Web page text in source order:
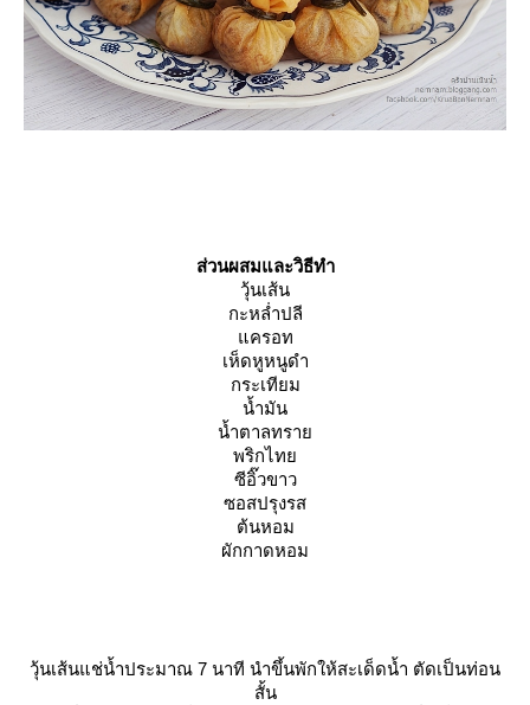
ส่วนผสมและวิธีทำ
วุ้นเส้น
กะหล่ำปลี
ครอท
เห็ดหูหนูดำ
กระเทียม
น้ำมัน
น้ำตาลทรา
พริกไท
ซีอิ๊วขาว
ซอสปรุงรส
ต้นหอม
ผักกาดหอม
วุ้นเส้นแช่น้ำประมาณ 7 นาที นำขึ้นพักให้สะเด็ดน้ำ ตัดเป็นท่อน
สั้น